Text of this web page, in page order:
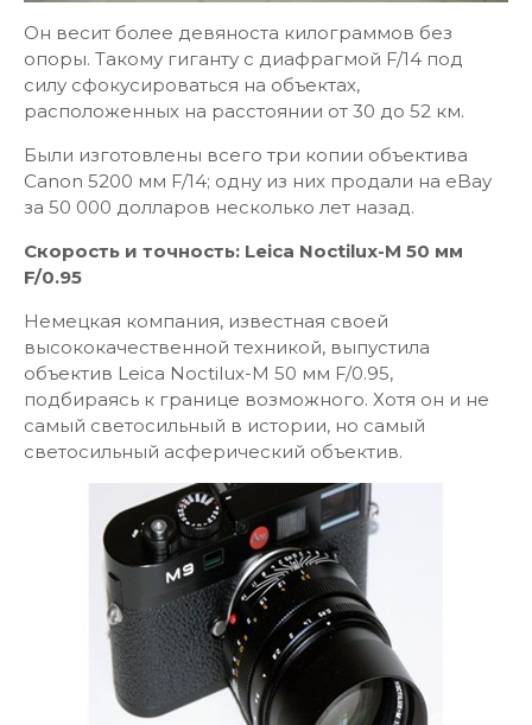
Он весит более девяноста килограммов без
опоры. Такому гиганту с диафрагмой F/14 под
силу сфокусироваться на объектах,
расположенных на расстоянии от 30 до 52 км.
Были изготовлены всего три копии объектива
Canon 5200 мм F/14; одну из них продали на eBay
за 50 000 долларов несколько лет назад.
Скорость и точность: Leica Noctilux-М 50 мм
F/0.95
Немецкая компания, известная своей
высококачественной техникой, выпустила
объектив Leica Noctilux-M 50 мм F/0.95,
подбираясь к границе возможного. Хотя он и не
самый светосильный в истории, но самый
светосильный асферический объектив.